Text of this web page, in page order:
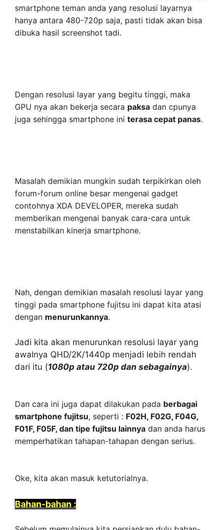
smartphone teman anda yang resolusi layarnya
hanya antara 480-720p saja, pasti tidak akan bisa
dibuka hasil screenshot tadi.
Dengan resolusi layar yang begitu tinggi, maka
GPU nya akan bekerja secara paksa dan cpunya
juga sehingga smartphone ini terasa cepat panas.
Masalah demikian mungkin sudah terpikirkan oleh
forum-forum online besar mengenai gadget
contohnya XDA DEVELOPER, mereka sudah
memberikan mengenai banyak cara-cara untuk
menstabilkan kinerja smartphone.
Nah, dengan demikian masalah resolusi layar yang
tinggi pada smartphone fujitsu ini dapat kita atasi
dengan menurunkannya.
Jadi kita akan menurunkan resolusi layar yang
awalnya QHD/2K/1440p menjadi lebih rendah
dari itu (1080p atau 720p dan sebagainya).
Dan cara ini juga dapat dilakukan pada berbagai
smartphone fujitsu, seperti : F02H, F02G, F04G,
F01F, F05F, dan tipe fujitsu lainnya dan anda harus
memperhatikan tahapan-tahapan dengan serius.
Oke, kita akan masuk ketutorialnya.
Bahan-bahan :